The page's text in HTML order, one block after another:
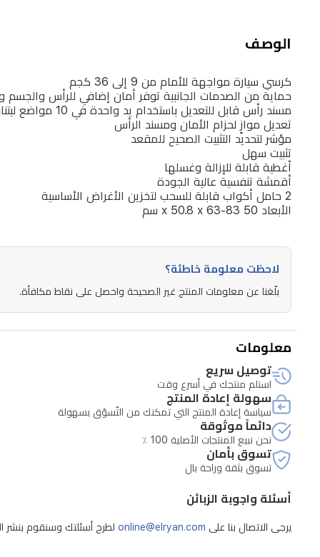
الوصف
كرسي سيارة مواجهة للأمام من 9 إلى 36 كجم
حماية من الصدمات الجانبية توفر أمان إضافي للرأس والجسم
مسند رأس قابل للتعديل باستخدام يد واحدة في 10 مواضع ليتناسب مع ارتفاع الطفل
تعديل موازٍ لحزام الأمان ومسند الرأس
مؤشر لتحديد التثبيت الصحيح للمقعد
تثبيت سهل
أغطية قابلة للإزالة وغسلها
أقمشة تنفسية عالية الجودة
2 حامل أكواب قابلة للسحب لتخزين الأغراض الأساسية
الأبعاد 50 x 50.8 x 63-83 سم
لاحظت معلومة خاطئة؟
بلّغنا عن معلومات المنتج غير الصحيحة واحصل على نقاط مكافأة.
معلومات
توصيل سريع
استلم منتجك في أسرع وقت
سهولة إعادة المنتج
سياسة إعادة المنتج التي تمكنك من التّسوّق بسهولة
دائماً موثوقة
نحن نبيع المنتجات الأصلية 100 ٪
تسوق بأمان
تسوق بثقة وراحة بال
أسئلة واجوبة الزبائن
يرجى الاتصال بنا على online@elryan.com لطرح أسئلتك وسنقوم بنشر